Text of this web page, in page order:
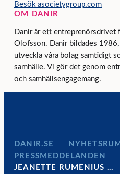
Besök asocietygroup.com
OM DANIR
Danir är ett entreprenörsdrivet
Olofsson. Danir bildades
utveckla våra bolag samtidigt
samhälle. Vi gör det genom
och samhällsengagemang.
DANIR
NYHETSRUM
PRESSMEDDELANDEN
JEANETTE RUMENIUS …